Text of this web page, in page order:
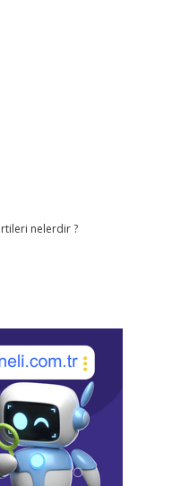
nelerdir ?